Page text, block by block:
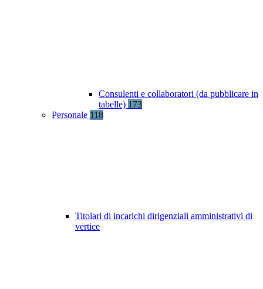
Consulenti e collaboratori (da pubblicare in
tabelle) 173
Personale 118
Titolari di incarichi dirigenziali amministrativi di
vertice